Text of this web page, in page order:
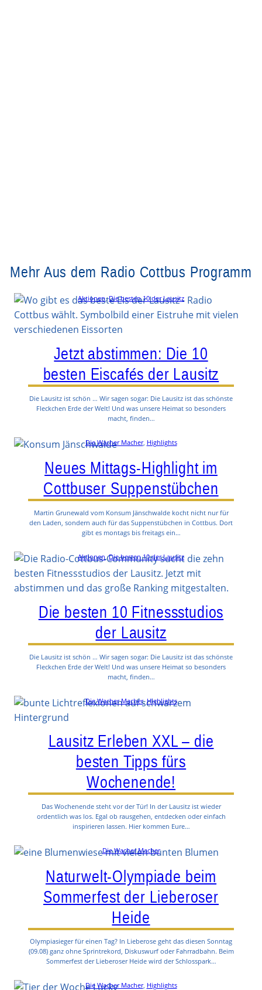
Mehr Aus dem Radio Cottbus Programm
Aktionen, Die besten 10 der Lausitz
Jetzt abstimmen: Die 10
besten Eiscafés der Lausitz
Die Lausitz ist schön … Wir sagen sogar: Die Lausitz ist das schönste
Fleckchen Erde der Welt! Und was unsere Heimat so besonders
macht, finden…
Die Wacher Macher, Highlights
Neues Mittags-Highlight im
Cottbuser Suppenstübchen
Martin Grunewald vom Konsum Jänschwalde kocht nicht nur für
den Laden, sondern auch für das Suppenstübchen in Cottbus. Dort
gibt es montags bis freitags ein…
Aktionen, Die besten 10 der Lausitz
Die besten 10 Fitnessstudios
der Lausitz
Die Lausitz ist schön … Wir sagen sogar: Die Lausitz ist das schönste
Fleckchen Erde der Welt! Und was unsere Heimat so besonders
macht, finden…
Die Wacher Macher, Highlights
Lausitz Erleben XXL – die
besten Tipps fürs
Wochenende!
Das Wochenende steht vor der Tür! In der Lausitz ist wieder
ordentlich was los. Egal ob rausgehen, entdecken oder einfach
inspirieren lassen. Hier kommen Eure…
Die Wacher Macher
Naturwelt-Olympiade beim
Sommerfest der Lieberoser
Heide
Olympiasieger für einen Tag? In Lieberose geht das diesen Sonntag
(09.08) ganz ohne Sprintrekord, Diskuswurf oder Fahrradbahn. Beim
Sommerfest der Lieberoser Heide wird der Schlosspark…
Die Wacher Macher, Highlights